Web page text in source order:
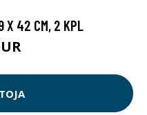
X 42 CM, 2 KPL